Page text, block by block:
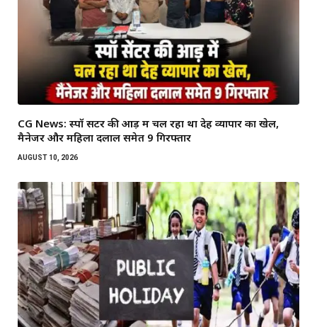
CG News: स्पॉ सेंटर की आड़ में चल रहा था देह व्यापार का खेल,
मैनेजर और महिला दलाल समेत 9 गिरफ्तार
AUGUST 10, 2026